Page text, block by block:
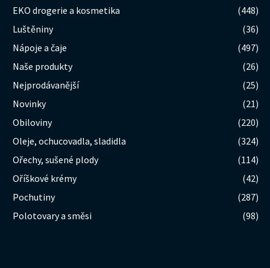
EKO drogerie a kosmetika
(448)
Luštěniny
(36)
Nápoje a čaje
(497)
Naše produkty
(26)
Nejprodávanější
(25)
Novinky
(21)
Obiloviny
(220)
Oleje, ochucovadla, sladidla
(324)
Ořechy, sušené plody
(114)
Oříškové krémy
(42)
Pochutiny
(287)
Polotovary a směsi
(98)